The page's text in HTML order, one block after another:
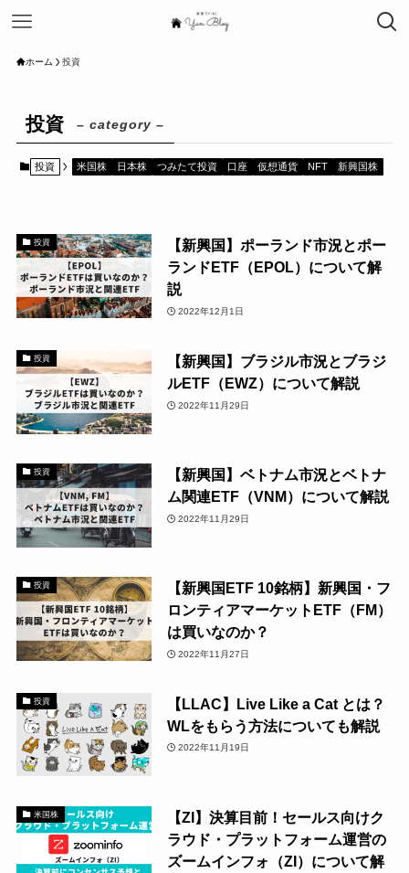
ホーム 投資
投資 – category –
投資 米国株 日本株 つみたて投資 口座 仮想通貨 NFT 新興国株
投資
【新興国】ポーランド市況とポー
ランドETF（EPOL）について解
説
2022年12月1日
投資
【新興国】ブラジル市況とブラジ
ルETF（EWZ）について解説
2022年11月29日
投資
【新興国】ベトナム市況とベトナ
ム関連ETF（VNM）について解説
2022年11月29日
投資
【新興国ETF 10銘柄】新興国・フ
ロンティアマーケットETF（FM）
は買いなのか？
2022年11月27日
投資
【LLAC】Live Like a Cat とは？
WLをもらう方法についても解説
2022年11月19日
米国株
【ZI】決算目前！セールス向けク
ラウド・プラットフォーム運営の
ズームインフォ（ZI）について解